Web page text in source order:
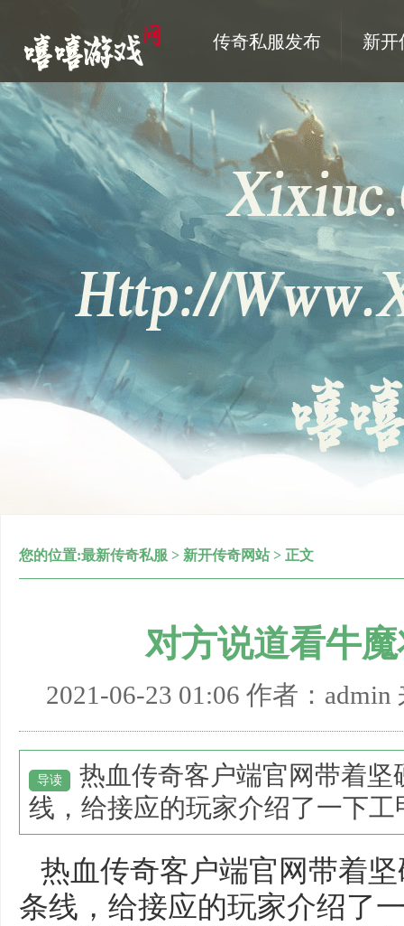
传奇私服发布 新开
您的位置:最新传奇私服 > 新开传奇网站> 正文
对方说道看牛
2021-06-23 01:06 作者：admin
导读
热血传奇客户端官网带着
线，给接应的玩家介绍了一下
热血传奇客户端官网带着
条线，给接应的玩家介绍了